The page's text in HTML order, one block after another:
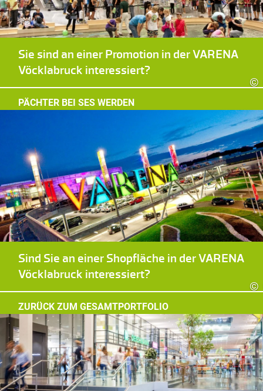
©
Sie sind an einer Promotion in der VARENA
Vöcklabruck interessiert?
PÄCHTER BEI SES WERDEN
©
Sind Sie an einer Shopfläche in der VARENA
Vöcklabruck interessiert?
ZURÜCK ZUM GESAMTPORTFOLIO